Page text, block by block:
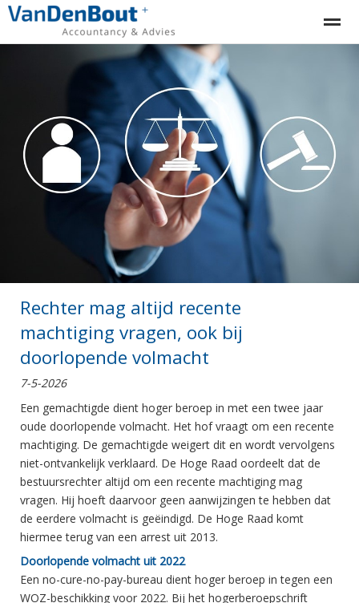
Zorgeloos ondernemen? VanDenBout regelt uw financiën!
Home Bellen E-mail Locatie
Rechter mag altijd recente
machtiging vragen, ook bij
doorlopende volmacht
7-5-2026
Een gemachtigde dient hoger beroep in met een twee jaar
oude doorlopende volmacht. Het hof vraagt om een recente
machtiging. De gemachtigde weigert dit en wordt vervolgens
niet-ontvankelijk verklaard. De Hoge Raad oordeelt dat de
bestuursrechter altijd om een recente machtiging mag
vragen. Hij hoeft daarvoor geen aanwijzingen te hebben dat
de eerdere volmacht is geëindigd. De Hoge Raad komt
hiermee terug van een arrest uit 2013.
Doorlopende volmacht uit 2022
Een no-cure-no-pay-bureau dient hoger beroep in tegen een
WOZ-beschikking voor 2022. Bij het hogerberoepschrift